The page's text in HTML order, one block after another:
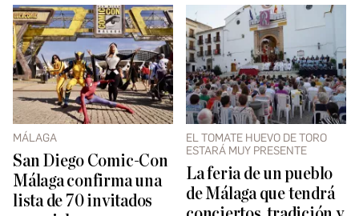
MÁLAGA
San Diego Comic-Con
Málaga confirma una
lista de 70 invitados
EL TOMATE HUEVO DE TORO
ESTARÁ MUY PRESENTE
La feria de un pueblo
de Málaga que tendrá